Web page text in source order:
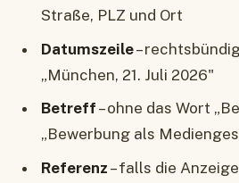
Straße, PLZ und Ort
Datumszeile–
„München, 21. Juli 2026"
Betreff – ohne das Wort
„Bewerbung als
Referenz – falls die